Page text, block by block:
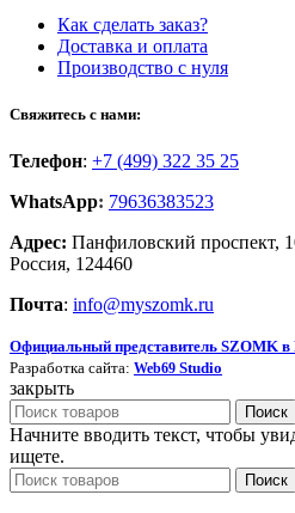
Как сделать заказ?
Доставка и оплата
Производство с нуля
Свяжитесь с нами:
Телефон: +7 (499) 322 35 25
WhatsApp: 79636383523
Адрес: Панфиловский проспект,
Россия, 124460
Почта: info@myszomk.ru
Официальный представитель SZOMK в
Разработка сайта: Web69 Studio
закрыть
Поиск
Начните вводить текст, чтобы
ищете.
Поиск